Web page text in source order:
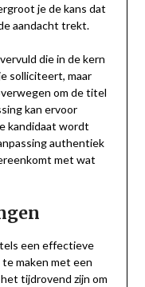
je de kans dat
aandacht trekt.
die in de kern
solliciteert, maar
om de titel
kan ervoor
kandidaat wordt
authentiek
met wat
een effectieve
maken met een
tijdrovend zijn om